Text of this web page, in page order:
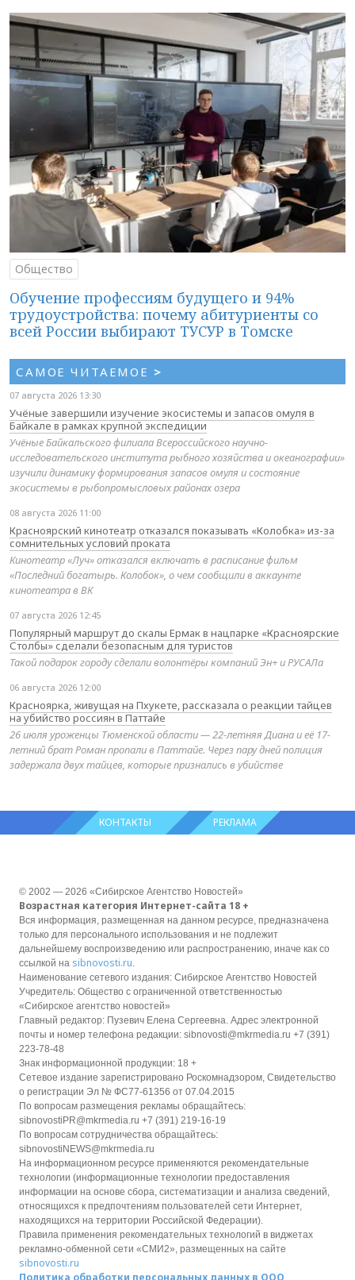
Общество
Обучение профессиям будущего и 94%
трудоустройства: почему абитуриенты со
всей России выбирают ТУСУР в Томске
САМОЕ ЧИТАЕМОЕ >
07 августа 2026 13:30
Учёные завершили изучение экосистемы и запасов омуля в
Байкале в рамках крупной экспедиции
Учёные Байкальского филиала Всероссийского научно-
исследовательского института рыбного хозяйства и океанографии»
изучили динамику формирования запасов омуля и состояние
экосистемы в рыбопромысловых районах озера
08 августа 2026 11:00
Красноярский кинотеатр отказался показывать «Колобка» из-за
сомнительных условий проката
Кинотеатр «Луч» отказался включать в расписание фильм
«Последний богатырь. Колобок», о чем сообщили в аккаунте
кинотеатра в ВК
07 августа 2026 12:45
Популярный маршрут до скалы Ермак в нацпарке «Красноярские
Столбы» сделали безопасным для туристов
Такой подарок городу сделали волонтёры компаний Эн+ и РУСАЛа
06 августа 2026 12:00
Красноярка, живущая на Пхукете, рассказала о реакции тайцев
на убийство россиян в Паттайе
26 июля уроженцы Тюменской области — 22-летняя Диана и её 17-
летний брат Роман пропали в Паттайе. Через пару дней полиция
задержала двух тайцев, которые признались в убийстве
КОНТАКТЫ РЕКЛАМА
© 2002 — 2026 «Сибирское Агентство Новостей»
Возрастная категория Интернет-сайта 18 +
Вся информация, размещенная на данном ресурсе, предназначена
только для персонального использования и не подлежит
дальнейшему воспроизведению или распространению, иначе как со
ссылкой на sibnovosti.ru
Наименование сетевого издания: Сибирское Агентство Новостей
Учредитель: Общество с ограниченной ответственностью
«Сибирское агентство новостей»
Главный редактор: Пузевич Елена Сергеевна. Адрес электронной
почты и номер телефона редакции: sibnovosti@mkrmedia.ru +7 (391)
223-78-48
Знак информационной продукции: 18 +
Сетевое издание зарегистрировано Роскомнадзором, Свидетельство
о регистрации Эл № ФС77-61356 от 07.04.2015
По вопросам размещения рекламы обращайтесь:
sibnovostiPR@mkrmedia.ru +7 (391) 219-16-19
По вопросам сотрудничества обращайтесь:
sibnovostiNEWS@mkrmedia.ru
На информационном ресурсе применяются рекомендательные
технологии (информационные технологии предоставления
информации на основе сбора, систематизации и анализа сведений,
относящихся к предпочтениям пользователей сети Интернет,
находящихся на территории Российской Федерации).
Правила применения рекомендательных технологий в виджетах
рекламно-обменной сети «СМИ2», размещенных на сайте
sibnovosti.ru
Политика обработки персональных данных в ООО